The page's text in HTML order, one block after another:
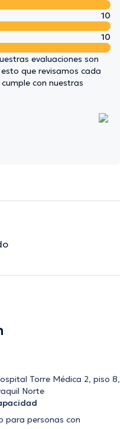
10
10
evaluaciones son
que revisamos cada
con nuestras
Torre Médica 2, piso 8,
Norte
para personas con